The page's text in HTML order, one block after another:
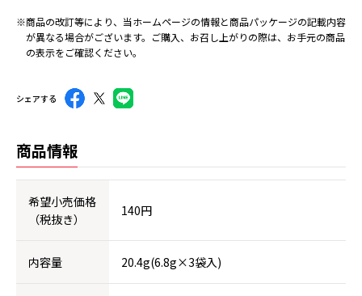
※商品の改訂等により、当ホームページの情報と商品パッケージの記載内容
が異なる場合がございます。ご購入、お召し上がりの際は、お手元の商品
の表示をご確認ください。
シェアする
商品情報
希望小売価格
（税抜き）
140円
内容量 20.4g(6.8g×3袋入)